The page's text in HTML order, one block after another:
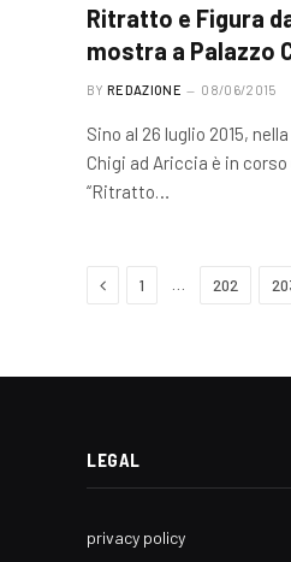
Ritratto e Figura
mostra a Palazzo
BY REDAZIONE 08/06/2015
Sino al 26 luglio 2015,
Chigi ad Ariccia è in
“Ritratto…
Previous
1 202
LEGAL
privacy policy